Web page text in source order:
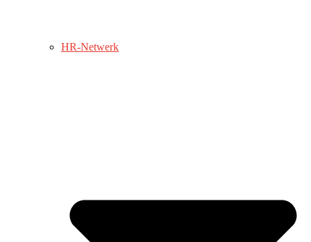
HR-Netwerk